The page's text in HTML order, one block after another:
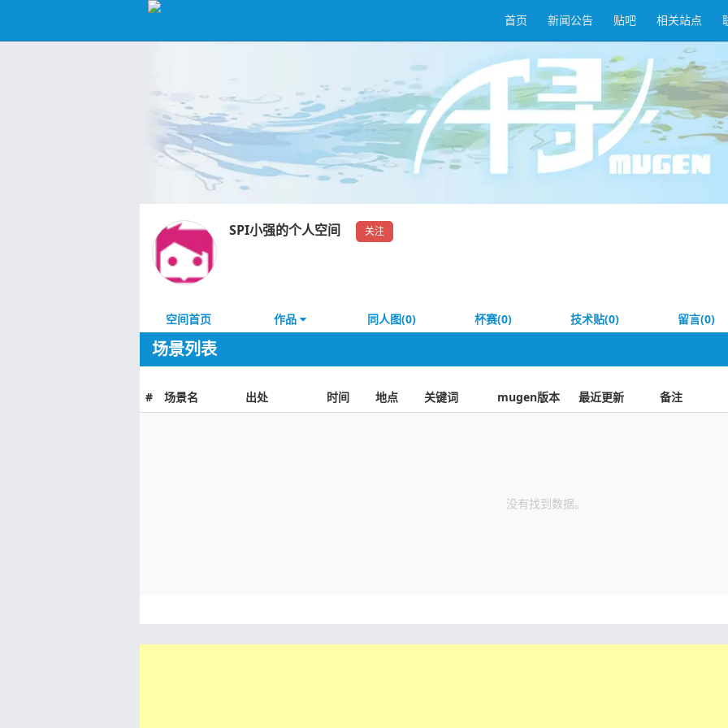
首页 新闻公告 贴吧 相关站点
SPI小强的个人空间 关注
空间首页 作品 同人图(0) 杯赛(0) 技术贴(0) 留言(0)
场景列表
# 场景名 出处 时间 地点 关键词 mugen版本 最近更新 备注
没有找到数据。